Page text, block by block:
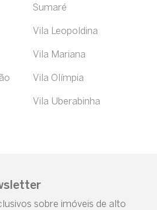
Sumaré
Vila Leopoldina
Vila Mariana
Vila Olímpia
Vila Uberabinha
sobre imóveis de alto